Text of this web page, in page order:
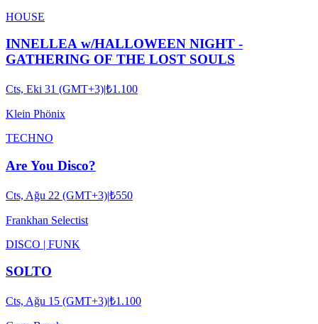
HOUSE
INNELLEA w/HALLOWEEN NIGHT -
GATHERING OF THE LOST SOULS
Cts, Eki 31 (GMT+3)|₺1.100
Klein Phönix
TECHNO
Are You Disco?
Cts, Ağu 22 (GMT+3)|₺550
Frankhan Selectist
DISCO | FUNK
SOLTO
Cts, Ağu 15 (GMT+3)|₺1.100